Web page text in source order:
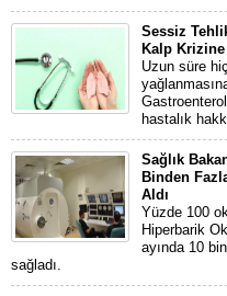
Sessiz
Kalp Krizine
Uzun süre
hastalık
Sağlık
Binden
Aldı
Yüzde 100
Hiperbarik
ayında 10
sağladı.